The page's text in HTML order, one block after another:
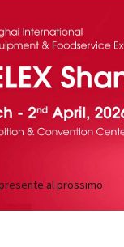
CHIAMA
al prossimo